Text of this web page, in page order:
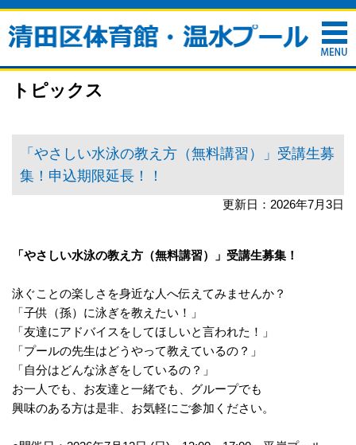
トピックス
「やさしい水泳の教え方（無料講習）」受講生募
集！申込期限延長！！
更新日：2026年7月3日
「やさしい水泳の教え方（無料講習）」受講生募集！
泳ぐことの楽しさを身近な人へ伝えてみませんか？
「子供（孫）に泳ぎを教えたい！」
「友達にアドバイスをしてほしいと言われた！」
「プールの先生はどうやって教えているの？」
「自分はどんな泳ぎをしているの？」
お一人でも、お友達と一緒でも、グループでも
興味のある方は是非、お気軽にご参加ください。